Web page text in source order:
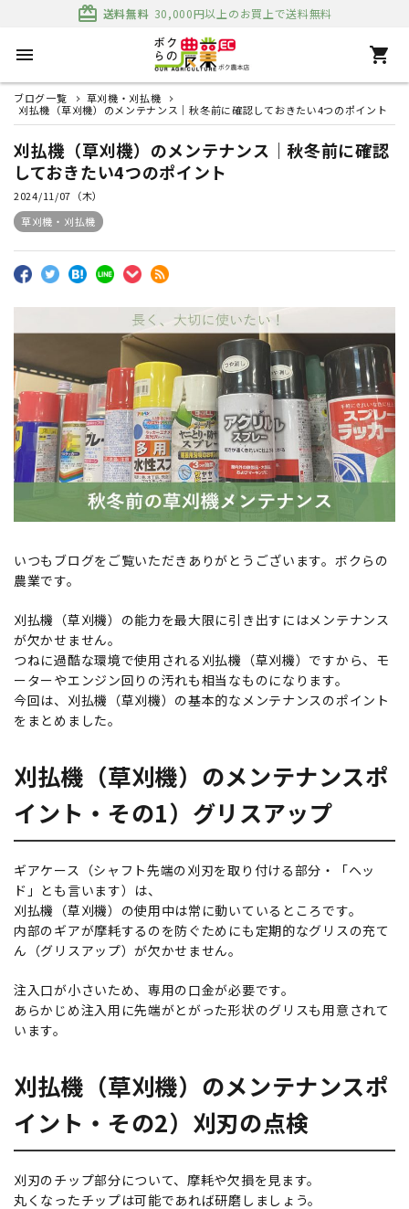
card_giftcard 送料無料 30,000円以上のお買上で送料無料
menu shopping_cart
ブログ一覧
草刈機・刈払機
刈払機（草刈機）のメンテナンス｜秋冬前に確認しておきたい4つのポイント
刈払機（草刈機）のメンテナンス｜秋冬前に確認
しておきたい4つのポイント
2024/11/07（木）
草刈機・刈払機
いつもブログをご覧いただきありがとうございます。ボクらの
農業です。
刈払機（草刈機）の能力を最大限に引き出すにはメンテナンス
が欠かせません。
つねに過酷な環境で使用される刈払機（草刈機）ですから、モ
ーターやエンジン回りの汚れも相当なものになります。
今回は、刈払機（草刈機）の基本的なメンテナンスのポイント
をまとめました。
刈払機（草刈機）のメンテナンスポ
イント・その1）グリスアップ
ギアケース（シャフト先端の刈刃を取り付ける部分・「ヘッ
ド」とも言います）は、
刈払機（草刈機）の使用中は常に動いているところです。
内部のギアが摩耗するのを防ぐためにも定期的なグリスの充て
ん（グリスアップ）が欠かせません。
注入口が小さいため、専用の口金が必要です。
あらかじめ注入用に先端がとがった形状のグリスも用意されて
います。
刈払機（草刈機）のメンテナンスポ
イント・その2）刈刃の点検
刈刃のチップ部分について、摩耗や欠損を見ます。
丸くなったチップは可能であれば研磨しましょう。